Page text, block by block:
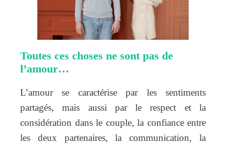
Toutes ces choses ne sont pas de
l’amour…
L’amour se caractérise par les sentiments
partagés, mais aussi par le respect et la
considération dans le couple, la confiance entre
les deux partenaires, la communication, la